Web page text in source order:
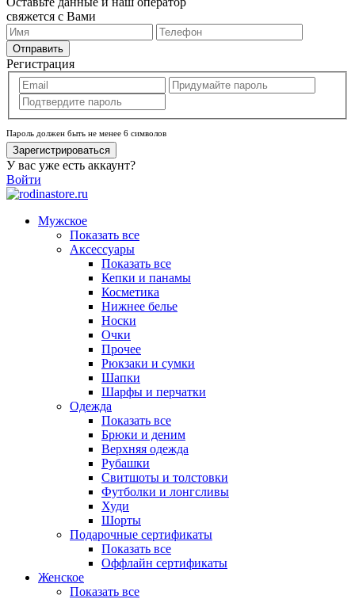
свяжется с Вами
Отправить
Регистрация
Пароль должен быть не менее 6 символов
Зарегистрироваться
У вас уже есть аккаунт?
Войти
Мужское
Показать все
Аксессуары
Показать все
Кепки и панамы
Косметика
Нижнее белье
Носки
Очки
Прочее
Рюкзаки и сумки
Шапки
Шарфы и перчатки
Одежда
Показать все
Брюки и деним
Верхняя одежда
Рубашки
Свитшоты и толстовки
Футболки и лонгсливы
Худи
Шорты
Подарочные сертификаты
Показать все
Оффлайн сертификаты
Женское
Показать все